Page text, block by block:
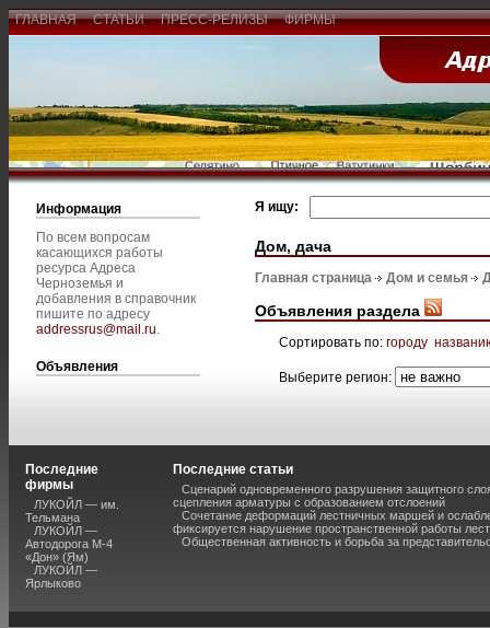
ГЛАВНАЯ СТАТЬИ ПРЕСС-РЕЛИЗЫ ФИРМЫ
Информация
По всем вопросам
касающихся работы
ресурса Адреса
Черноземья и
добавления в справочник
пишите по адресу
addressrus@mail.ru.
Объявления
Я ищу:
Дом, дача
Главная страница Дом и семья
Объявления раздела
Сортировать по: городу
Выберите регион:
Последние
фирмы
ЛУКОЙЛ — им.
Тельмана
ЛУКОЙЛ —
Автодорога М-4
«Дон» (Ям)
ЛУКОЙЛ —
Ярлыково
Последние статьи
Сценарий одновременного разрушения защитного
сцепления арматуры с образованием отслоений
Сочетание деформаций лестничных маршей и
фиксируется нарушение пространственной работы
Общественная активность и борьба за